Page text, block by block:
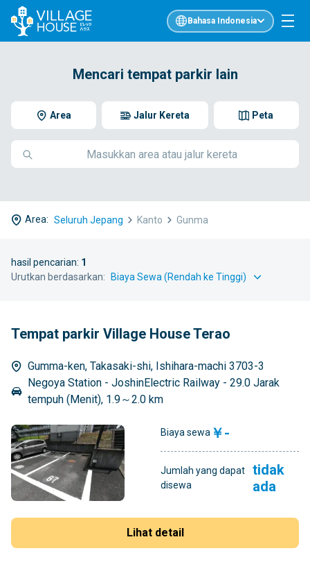
Bahasa Indonesia
Mencari tempat parkir lain
Area Peta
Jalur Kereta
Area: Seluruh Jepang Kanto Gunma
hasil pencarian: 1
Urutkan berdasarkan:
Tempat parkir Village House Terao
Gumma-ken, Takasaki-shi, Ishihara-machi 3703-3
Negoya Station - JoshinElectric Railway - 29.0 Jarak
tempuh (Menit), 1.9～2.0 km
Biaya sewa ￥-
Jumlah yang dapat
disewa
tidak
ada
Lihat detail